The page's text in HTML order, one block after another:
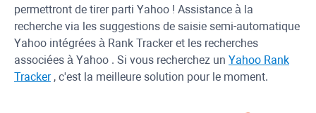
permettront de tirer parti Yahoo ! Assistance à la
recherche via les suggestions de saisie semi-automatique
Yahoo intégrées à Rank Trackeret les recherches
associées à Yahoo . Si vous recherchez un Yahoo Rank
Tracker, c'est la meilleure solution pour le moment.